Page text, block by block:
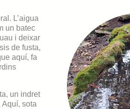
L’aigua
un batec
i deixar
de fusta,
aquí, fa
un indret
sota